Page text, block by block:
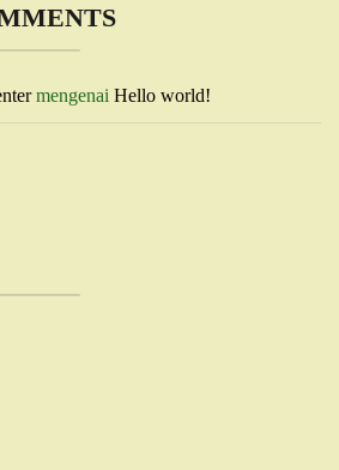
mengenai Hello world!